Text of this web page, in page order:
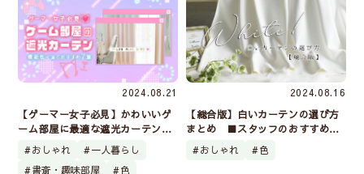
2024.08.21
【ゲーマー女子必見】かわいいゲ
ーム部屋に最適な遮光カーテン！
機能性で選ぶおすすめ7選
おしゃれ
一人暮らし
書斎・趣味部屋
色
2024.08.16
【総合版】白いカーテンの選び方
まとめ ■スタッフのおすすめ15
選■おしゃれ 色